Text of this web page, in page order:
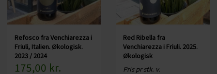
Refosco fra Venchiarezza i
Friuli, Italien. Økologisk.
2023 / 2024
175,00 kr.
Red Ribella fra
Venchiarezza i Friuli. 2025.
Økologisk
Pris pr stk. v.